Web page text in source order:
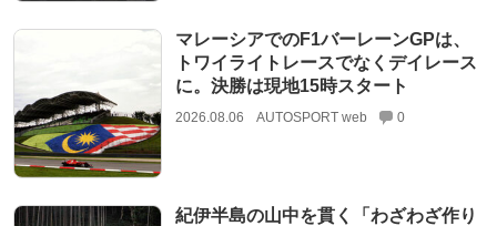
マレーシアでのF1バーレーンGPは、
トワイライトレースでなくデイレース
に。決勝は現地15時スタート
2026.08.06 AUTOSPORT web 0
紀伊半島の山中を貫く「わざわざ作り